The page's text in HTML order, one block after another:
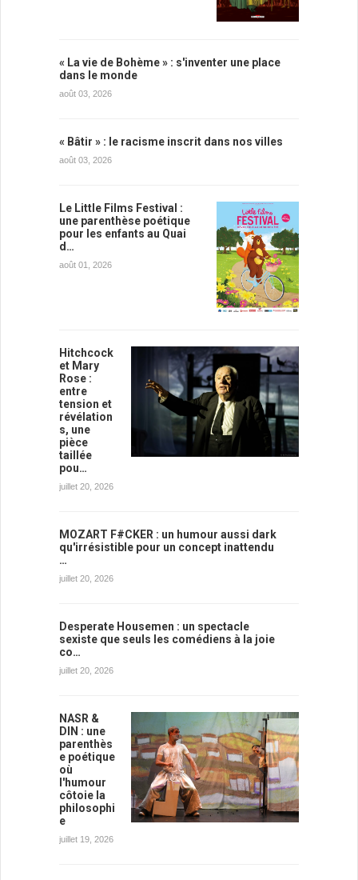
« La vie de Bohème » : s'inventer une place
dans le monde
août 03, 2026
« Bâtir » : le racisme inscrit dans nos villes
août 03, 2026
Le Little Films Festival :
une parenthèse poétique
pour les enfants au Quai
d…
août 01, 2026
Hitchcock
et Mary
Rose :
entre
tension et
révélation
s, une
pièce
taillée
pou…
juillet 20, 2026
MOZART F#CKER : un humour aussi dark
qu'irrésistible pour un concept inattendu
…
juillet 20, 2026
Desperate Housemen : un spectacle
sexiste que seuls les comédiens à la joie
co…
juillet 20, 2026
NASR &
DIN : une
parenthès
e poétique
où
l'humour
côtoie la
philosophi
e
juillet 19, 2026